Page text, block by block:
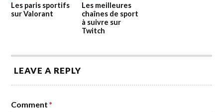
Les paris sportifs
sur Valorant
Les meilleures
chaînes de sport
à suivre sur
Twitch
LEAVE A REPLY
Comment *